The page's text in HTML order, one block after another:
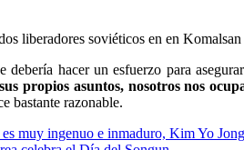
liberadores soviéticos en en Komalsan
hacer un esfuerzo para
propios asuntos, nosotros nos
bastante razonable.
muy ingenuo e inmaduro, Kim Yo Jong